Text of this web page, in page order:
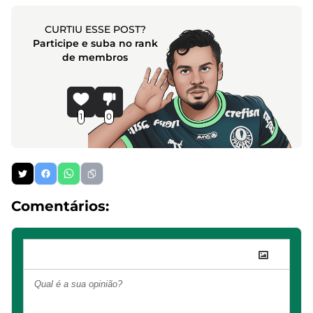
CURTIU ESSE POST?
Participe e suba no rank
de membros
1 0
Comentários: